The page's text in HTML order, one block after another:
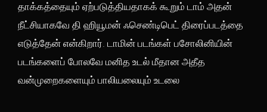
தாக்கத்தையும் ஏற்படுத்தியதாகக் கூறும் டாம் அதன்
நீட்சியாகவே தி ஹியூமன் ஃசெண்டிபெட் திரைப்படத்தை
எடுத்தேன் என்கிறார். டாமின் படங்கள் பசோலினியின்
படங்களைப் போலவே மனித உடல் மீதான அதீத
வன்முறைகளையும் பாலியலையும் உடலை